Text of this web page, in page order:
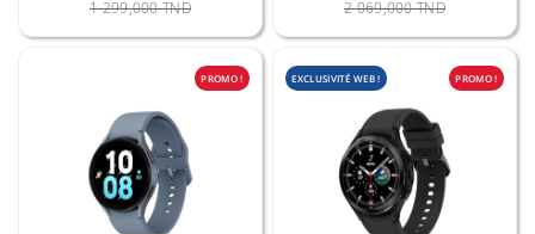
1 299,000 TND 2 069,000 TND
PROMO ! EXCLUSIVITÉ WEB ! PROMO !